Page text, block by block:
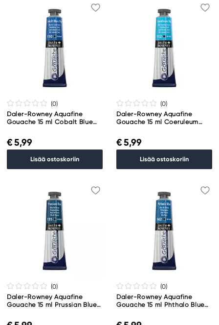
(0)
Daler-Rowney Aquafine
Gouache 15 ml Cobalt Blue
€ 5,99
Lisää ostoskoriin
(0)
Daler-Rowney Aquafine
Gouache 15 ml Coeruleum
€ 5,99
Lisää ostoskoriin
(0)
Daler-Rowney Aquafine
Gouache 15 ml Prussian Blue
(0)
Daler-Rowney Aquafine
Gouache 15 ml Phthalo Blue